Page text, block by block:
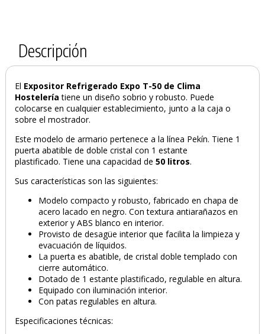
PRODUCTO AÑADIDO AL CARRITO
Descripción
El Expositor Refrigerado Expo T-50 de Clima
Hosteleríatiene un diseño sobrio y robusto. Puede
colocarse en cualquier establecimiento, junto a la caja o
sobre el mostrador.
Este modelo de armario pertenece a la línea Pekín. Tiene 1
puerta abatible de doble cristal con 1 estante
plastificado. Tiene una capacidad de50 litros.
Sus características son las siguientes:
Modelo compacto y robusto, fabricado en chapa de
acero lacado en negro. Con textura antiarañazos en
exterior y ABS blanco en interior.
Provisto de desagüe interior que facilita la limpieza y
evacuación de líquidos.
La puerta es abatible, de cristal doble templado con
cierre automático.
Dotado de 1 estante plastificado, regulable en altura.
Equipado con iluminación interior.
Con patas regulables en altura.
Especificaciones técnicas: